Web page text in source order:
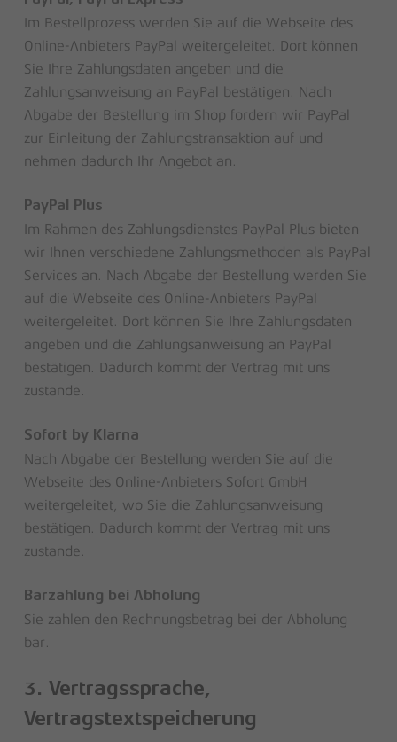
Im Bestellprozess werden Sie auf die Webseite des
Online-Anbieters PayPal weitergeleitet. Dort können
Sie Ihre Zahlungsdaten angeben und die
Zahlungsanweisung an PayPal bestätigen. Nach
Abgabe der Bestellung im Shop fordern wir PayPal
zur Einleitung der Zahlungstransaktion auf und
nehmen dadurch Ihr Angebot an.
PayPal Plus
Im Rahmen des Zahlungsdienstes PayPal Plus bieten
wir Ihnen verschiedene Zahlungsmethoden als PayPal
Services an. Nach Abgabe der Bestellung werden Sie
auf die Webseite des Online-Anbieters PayPal
weitergeleitet. Dort können Sie Ihre Zahlungsdaten
angeben und die Zahlungsanweisung an PayPal
bestätigen. Dadurch kommt der Vertrag mit uns
zustande.
Sofort by Klarna
Nach Abgabe der Bestellung werden Sie auf die
Webseite des Online-Anbieters Sofort GmbH
weitergeleitet, wo Sie die Zahlungsanweisung
bestätigen. Dadurch kommt der Vertrag mit uns
zustande.
Barzahlung bei Abholung
Sie zahlen den Rechnungsbetrag bei der Abholung
bar.
3. Vertragssprache,
Vertragstextspeicherung